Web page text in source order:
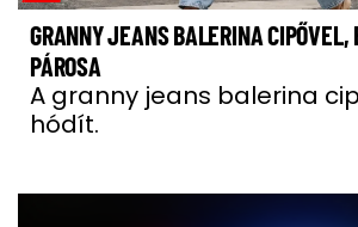
GRANNY JEANS BALERINA CIPŐVEL,
PÁROSA
A granny jeans balerina
hódít.